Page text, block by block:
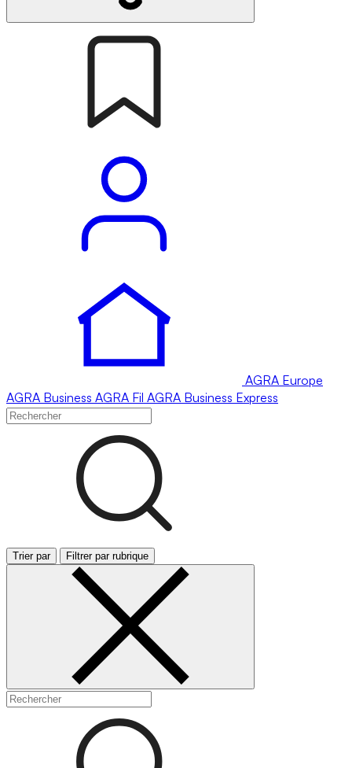
AGRA Europe
AGRA Business AGRA Fil AGRA Business Express
Trier par Filtrer par rubrique